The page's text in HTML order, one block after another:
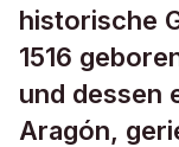
historische
1516
und dessen
Aragón,